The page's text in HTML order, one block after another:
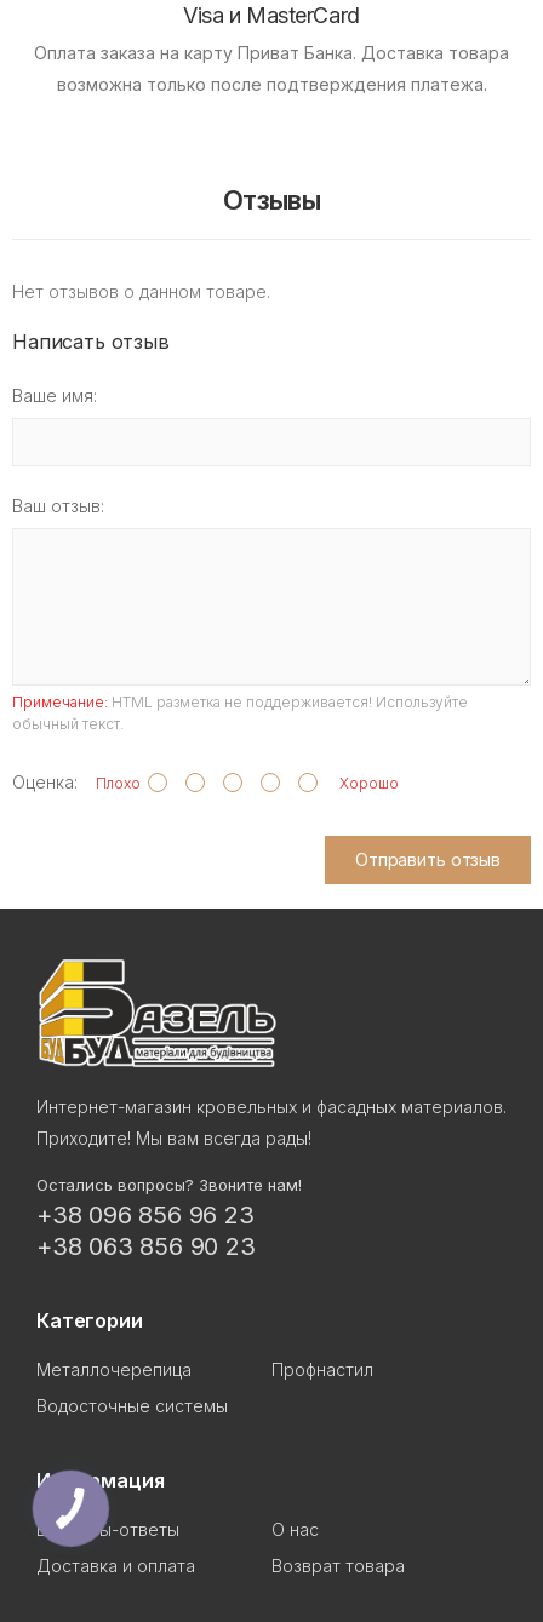
Visa и MasterCard
Оплата заказа на карту Приват Банка. Доставка товара
возможна только после подтверждения платежа.
Отзывы
Нет отзывов о данном товаре.
Написать отзыв
Ваше имя:
Ваш отзыв:
Примечание: HTML разметка не поддерживается! Используйте
обычный текст.
Оценка: Плохо Хорошо
Отправить отзыв
Интернет-магазин кровельных и фасадных материалов.
Приходите! Мы вам всегда рады!
Остались вопросы? Звоните нам!
+38 096 856 96 23
+38 063 856 90 23
Категории
Металлочерепица
Профнастил
Водосточные системы
Информация
Вопросы-ответы
О нас
Доставка и оплата
Возврат товара